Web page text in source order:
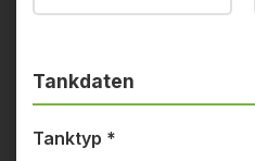
Tankdaten
Tanktyp *